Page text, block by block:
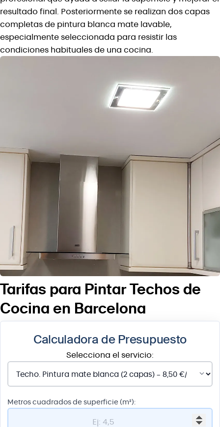
resultado final. Posteriormente se realizan dos capas
completas de pintura blanca mate lavable,
especialmente seleccionada para resistir las
condiciones habituales de una cocina.
Tarifas para Pintar Techos de
Cocina en Barcelona
Calculadora de Presupuesto
Selecciona el servicio:
Metros cuadrados de superficie (m²):